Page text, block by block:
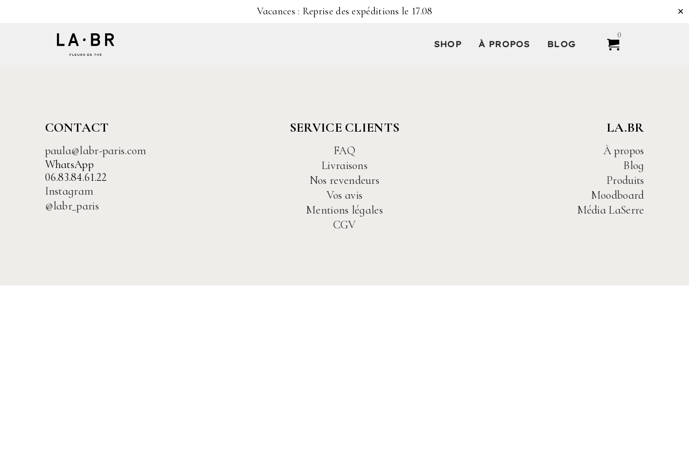
Vacances : Reprise des expéditions le 17.08 ✕
SHOP À PROPOS BLOG
0
CONTACT
paula@labr-paris.com
WhatsApp
06.83.84.61.22
Instagram
@labr_paris
SERVICE CLIENTS
FAQ
Livraisons
Nos revendeurs
Vos avis
Mentions légales
CGV
LA.BR
À propos
Blog
Produits
Moodboard
Média LaSerre